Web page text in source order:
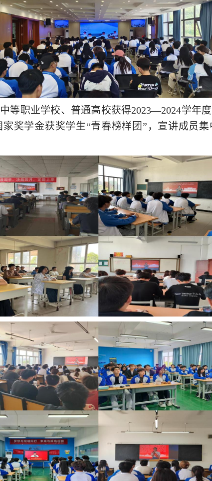
等职业学校、普通高校获得2023—2024学年
奖学金获奖学生“青春榜样团”，宣讲成员